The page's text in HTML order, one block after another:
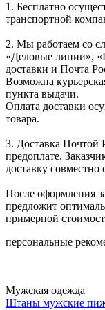
1. Бесплатно
транспортной
2. Мы работаем со
«Деловые линии»,
доставки и Почта
Возможна
пункта выдачи.
Оплата доставки
товара.
3. Доставка Почтой
предоплате.
доставку совместно
После оформления
предложит
примерной
персональные
Мужская одежда
Штаны мужские